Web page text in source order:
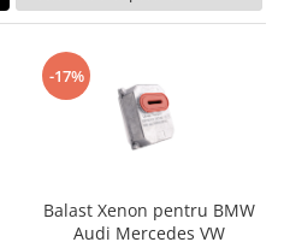
-17%
Balast Xenon pentru BMW
Audi Mercedes VW